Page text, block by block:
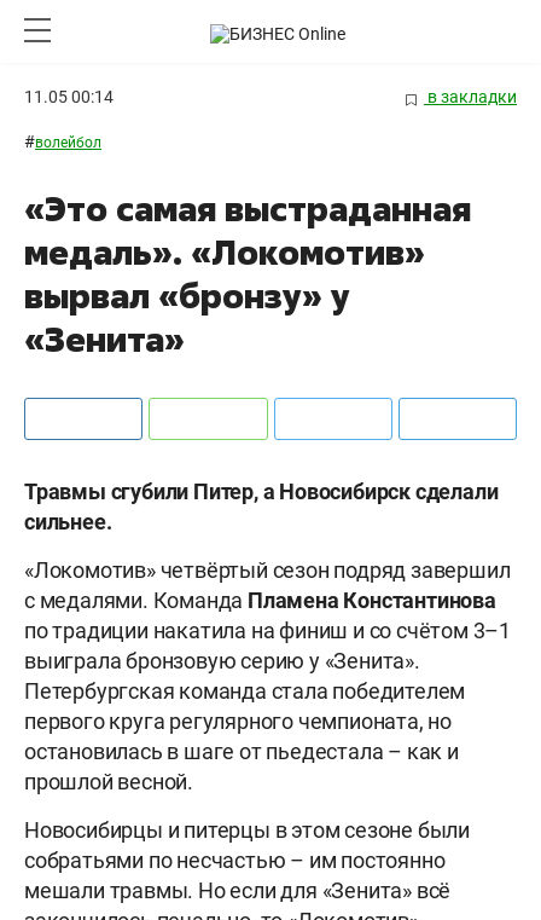
11.05 00:14 в закладки
#волейбол
«Это самая выстраданная
медаль». «Локомотив»
вырвал «бронзу» у
«Зенита»
Травмы сгубили Питер, а Новосибирск сделали
сильнее.
«Локомотив» четвёртый сезон подряд завершил
с медалями. Команда Пламена Константинова
по традиции накатила на финиш и со счётом 3–1
выиграла бронзовую серию у «Зенита».
Петербургская команда стала победителем
первого круга регулярного чемпионата, но
остановилась в шаге от пьедестала – как и
прошлой весной.
Новосибирцы и питерцы в этом сезоне были
собратьями по несчастью – им постоянно
мешали травмы. Но если для «Зенита» всё